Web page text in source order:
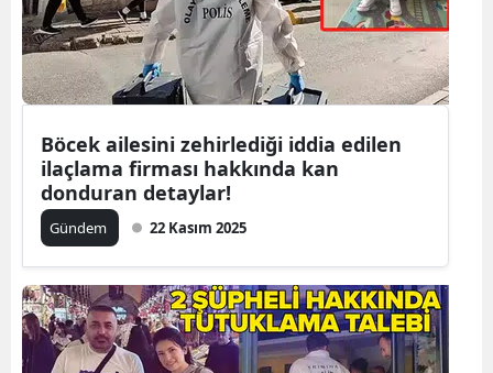
Bartın
Ardahan
Kilis
Osmaniye
Düzce
Böcek ailesini zehirlediği iddia edilen
ilaçlama firması hakkında kan
donduran detaylar!
Gündem 22 Kasım 2025